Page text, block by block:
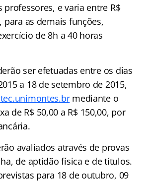
professores, e varia entre R$
para as demais funções,
de 8h a 40 horas
ser efetuadas entre os dias
a 18 de setembro de 2015,
mediante o
de R$ 50,00 a R$ 150,00, por
avaliados através de provas
de aptidão física e de títulos.
para 18 de outubro, 09